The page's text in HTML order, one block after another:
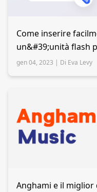
Come inserire
un&#39;unità flash
gen 04, 2023 | Di Eva Levy
Anghami e il